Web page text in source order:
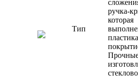
Тип
ручка-
которая